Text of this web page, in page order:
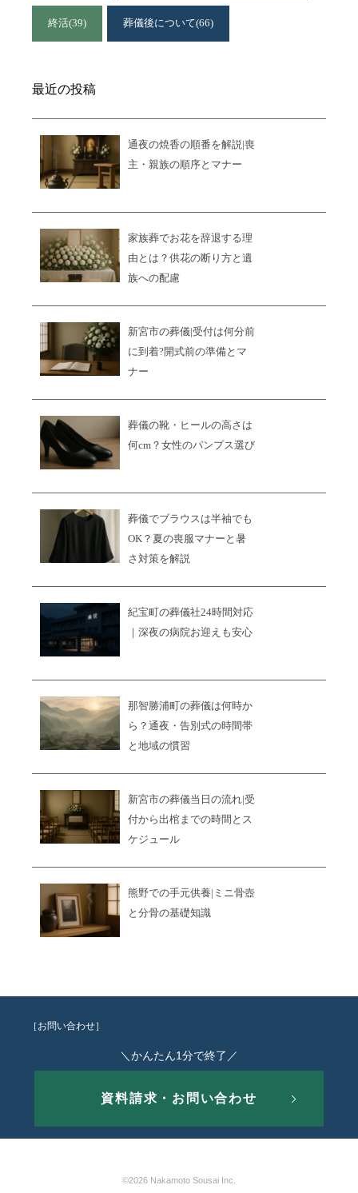
終活(39) 葬儀後について(66)
最近の投稿
通夜の焼香の順番を解説|喪
主・親族の順序とマナー
家族葬でお花を辞退する理
由とは？供花の断り方と遺
族への配慮
新宮市の葬儀|受付は何分前
に到着?開式前の準備とマ
ナー
葬儀の靴・ヒールの高さは
何cm？女性のパンプス選び
葬儀でブラウスは半袖でも
OK？夏の喪服マナーと暑
さ対策を解説
紀宝町の葬儀社24時間対応
｜深夜の病院お迎えも安心
那智勝浦町の葬儀は何時か
ら？通夜・告別式の時間帯
と地域の慣習
新宮市の葬儀当日の流れ|受
付から出棺までの時間とス
ケジュール
熊野での手元供養|ミニ骨壺
と分骨の基礎知識
［お問い合わせ］
＼かんたん1分で終了／
資料請求・お問い合わせ
©2026 Nakamoto Sousai Inc.